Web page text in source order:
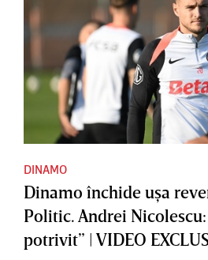
DINAMO
Dinamo închide uşa
Politic. Andrei
potrivit” | VIDEO